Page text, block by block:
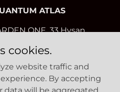
ATLAS
ONE, 33 Hysan
務佈局
海｜深圳｜廣州
cookies.
website traffic and
By accepting